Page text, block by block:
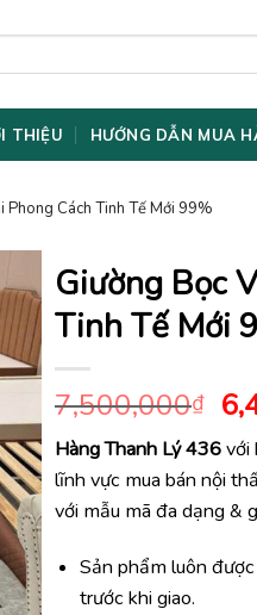
THIỆU HƯỚNG DẪN MUA
Phong Cách Tinh Tế Mới 99%
Giường Bọc
Tinh Tế Mới
7,500,000₫
gốc
là:
Hàng Thanh Lý 436với
lĩnh vực mua bán nội
với mẫu mã đa dạng &
Sản phẩm luôn
trước khi giao.